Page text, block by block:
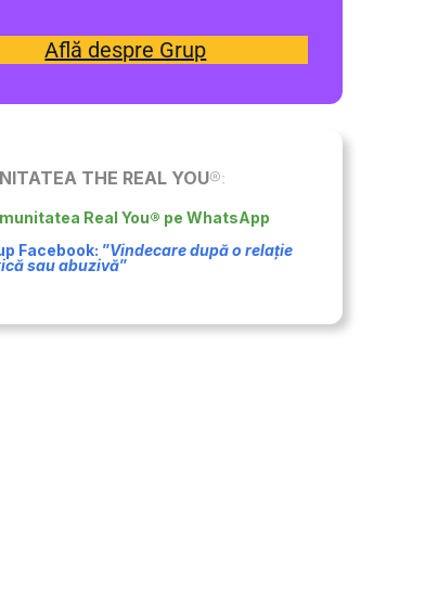
Află despre Grup
THE REAL YOU®:
Real You® pe WhatsApp
Facebook: ”Vindecare după o relație
sau abuzivă”